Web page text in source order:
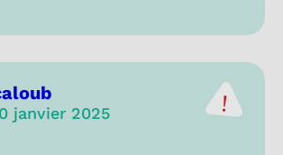
janvier 2025